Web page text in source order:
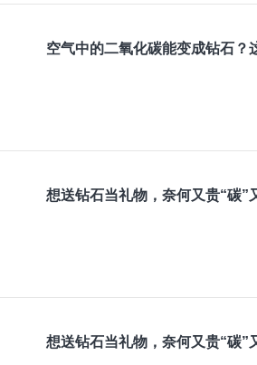
空气中的二氧化碳能变成钻石？
想送钻石当礼物，奈何又贵“碳
想送钻石当礼物，奈何又贵“碳